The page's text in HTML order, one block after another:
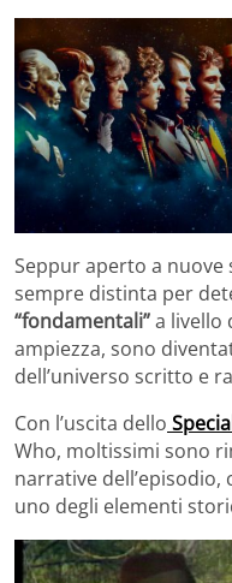
Seppur aperto a nuove
sempre distinta per
“fondamentali”a livello
ampiezza, sono
dell’universo scritto e
Con l’uscita dello
Who, moltissimi sono
narrative
uno degli elementi